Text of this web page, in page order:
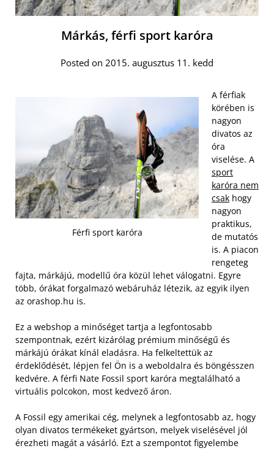
Márkás, férfi sport karóra
Posted on 2015. augusztus 11. kedd
Férfi sport karóra
A férfiak
körében is
nagyon
divatos az
óra
viselése. A
sport
karóra nem
csak hogy
nagyon
praktikus,
de mutatós
is. A piacon
rengeteg
fajta, márkájú, modellű óra közül lehet válogatni. Egyre
több, órákat forgalmazó webáruház létezik, az egyik ilyen
az orashop.hu is.
Ez a webshop a minőséget tartja a legfontosabb
szempontnak, ezért kizárólag prémium minőségű és
márkájú órákat kínál eladásra. Ha felkeltettük az
érdeklődését, lépjen fel Ön is a weboldalra és böngésszen
kedvére. A férfi Nate Fossil sport karóra megtalálható a
virtuális polcokon, most kedvező áron.
A Fossil egy amerikai cég, melynek a legfontosabb az, hogy
olyan divatos termékeket gyártson, melyek viselésével jól
érezheti magát a vásárló. Ezt a szempontot figyelembe